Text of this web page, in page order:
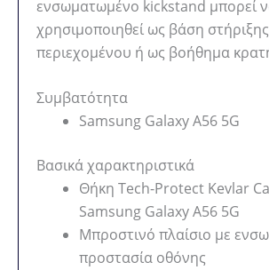
ενσωματωμένο kickstand μπορεί
χρησιμοποιηθεί ως βάση
περιεχομένου ή ως βοήθημα
Συμβατότητα
Samsung Galaxy A56 5G
Βασικά χαρακτηριστικά
Θήκη Tech-Protect Kevlar
Samsung Galaxy A56 5G
Μπροστινό πλαίσιο με
προστασία οθόνης